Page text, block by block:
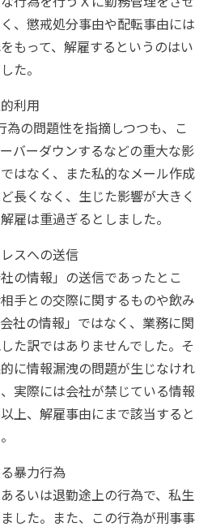
、懲戒処分事由や配転事由には
もって、解雇するというのはい
た。
利用
の問題性を指摘しつつも、こ
バーダウンするなどの重大な影
はなく、また私的なメール作成
長くなく、生じた影響が大きく
雇は重過ぎるとしました。
スへの送信
の情報」の送信であったとこ
手との交際に関するものや飲み
社の情報」ではなく、業務に関
た訳ではありませんでした。そ
に情報漏洩の問題が生じなけれ
実際には会社が禁じている情報
上、解雇事由にまで該当すると
暴力行為
るいは退勤途上の行為で、私生
した。また、この行為が刑事事